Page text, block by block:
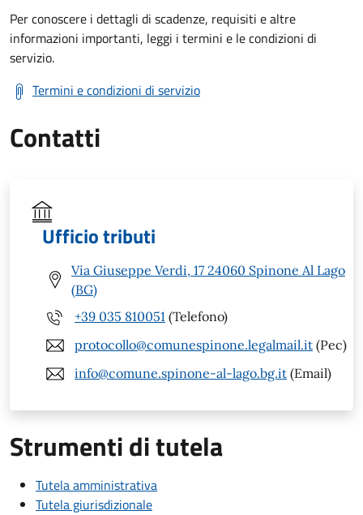
Per conoscere i dettagli di scadenze, requisiti e altre
informazioni importanti, leggi i termini e le condizioni di
servizio.
Termini e condizioni di servizio
Contatti
Ufficio tributi
Via Giuseppe Verdi, 17 24060 Spinone Al Lago
(BG)
+39 035 810051 (Telefono)
protocollo@comunespinone.legalmail.it (Pec)
info@comune.spinone-al-lago.bg.it (Email)
Strumenti di tutela
Tutela amministrativa
Tutela giurisdizionale